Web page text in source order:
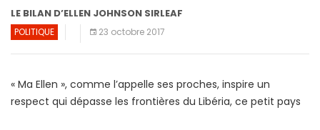
LE BILAN D’ELLEN JOHNSON SIRLEAF
POLITIQUE 23 octobre 2017
« Ma Ellen », comme l’appelle ses proches, inspire un
respect qui dépasse les frontières du Libéria, ce petit pays